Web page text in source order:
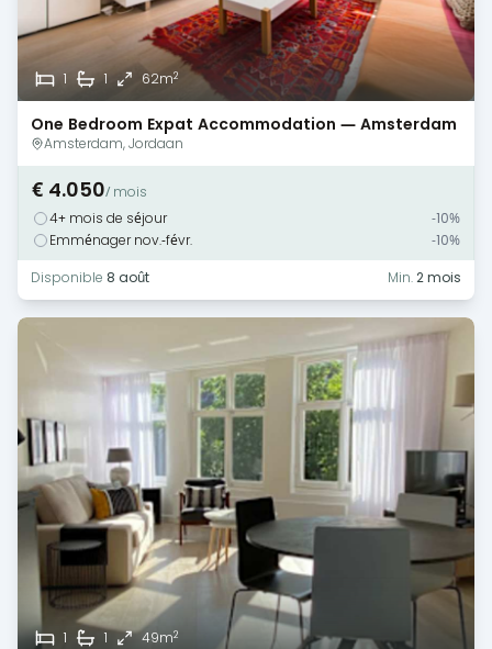
1 1 62m2
One Bedroom Expat Accommodation — Amsterdam
— Canal View
Amsterdam, Jordaan
€ 4.050/ mois
4+ mois de séjour
-10%
Emménager nov.-févr.
-10%
Disponible 8 août Min.2 mois
1 1 49m2